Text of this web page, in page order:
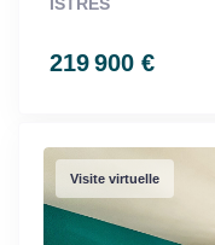
219 900 €
Visite virtuelle